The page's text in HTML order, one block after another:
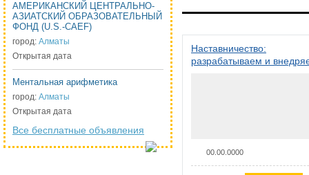
АМЕРИКАНСКИЙ ЦЕНТРАЛЬНО-
АЗИАТСКИЙ ОБРАЗОВАТЕЛЬНЫЙ
ФОНД (U.S.-CAEF)
город: Алматы
Открытая дата
Ментальная арифметика
город: Алматы
Открытая дата
Все бесплатные объявления
Наставничество:
разрабатываем и
00.00.0000